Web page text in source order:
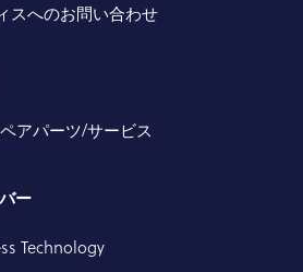
スへのお問い合わせ
アパーツ/サービス
ー
Technology